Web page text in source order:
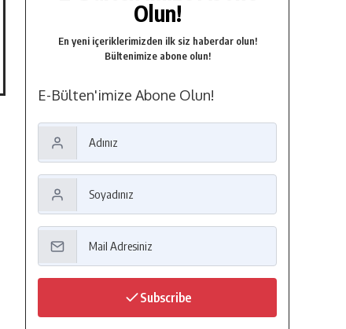
Olun!
En yeni içeriklerimizden ilk siz haberdar olun!
Bültenimize abone olun!
E-Bülten'imize Abone Olun!
Subscribe